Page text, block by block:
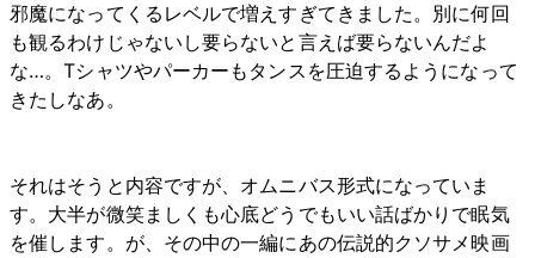
邪魔になってくるレベルで増えすぎてきました。別に何回
も観るわけじゃないし要らないと言えば要らないんだよ
な…。Tシャツやパーカーもタンスを圧迫するようになって
きたしなあ。
それはそうと内容ですが、オムニバス形式になっていま
す。大半が微笑ましくも心底どうでもいい話ばかりで眠気
を催します。が、その中の一編にあの伝説的クソサメ映画